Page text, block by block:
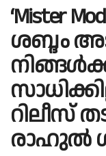
‘Mister
ശബ്ദം
റിലീസ്
രാഹുൽ